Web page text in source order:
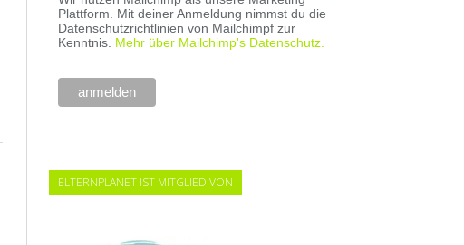
Plattform. Mit deiner Anmeldung nimmst du die
Datenschutzrichtlinien von Mailchimpf zur
Kenntnis. Mehr über Mailchimp's Datenschutz.
ELTERNPLANET IST MITGLIED VON